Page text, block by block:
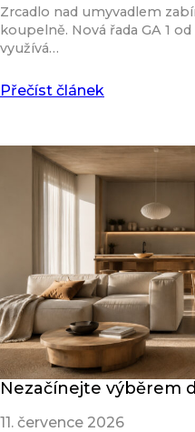
Zrcadlo nad umyvadlem
koupelně. Nová řada GA 1
využívá…
Přečíst článek
Nezačínejte výběrem
11. července 2026